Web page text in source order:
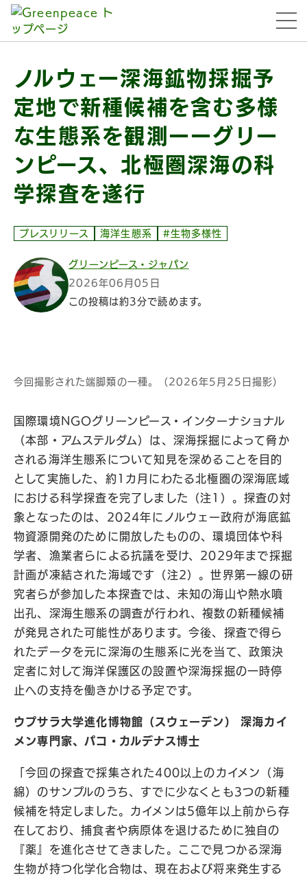
本文へ移動
menu
ノルウェー深海鉱物採掘予
定地で新種候補を含む多様
な生態系を観測ーーグリー
ンピース、北極圏深海の科
学探査を遂行
プレスリリース 海洋生態系 #生物多様性
グリーンピース・ジャパン
2026年06月05日
この投稿は約3分で読めます。
今回撮影された端脚類の一種。（2026年5月25日撮影）
国際環境NGOグリーンピース・インターナショナル
（本部・アムステルダム）は、深海採掘によって脅か
される海洋生態系について知見を深めることを目的
として実施した、約1カ月にわたる北極圏の深海底域
における科学探査を完了しました（注1）。探査の対
象となったのは、2024年にノルウェー政府が海底鉱
物資源開発のために開放したものの、環境団体や科
学者、漁業者らによる抗議を受け、2029年まで採掘
計画が凍結された海域です（注2）。世界第一線の研
究者らが参加した本探査では、未知の海山や熱水噴
出孔、深海生態系の調査が行われ、複数の新種候補
が発見された可能性があります。今後、探査で得ら
れたデータを元に深海の生態系に光を当て、政策決
定者に対して海洋保護区の設置や深海採掘の一時停
止への支持を働きかける予定です。
ウプサラ大学進化博物館（スウェーデン） 深海カイ
メン専門家、パコ・カルデナス博士
「今回の探査で採集された400以上のカイメン（海
綿）のサンプルのうち、すでに少なくとも3つの新種
候補を特定しました。カイメンは5億年以上前から存
在しており、捕食者や病原体を退けるために独自の
『薬』を進化させてきました。ここで見つかる深海
生物が持つ化学化合物は、現在および将来発生する